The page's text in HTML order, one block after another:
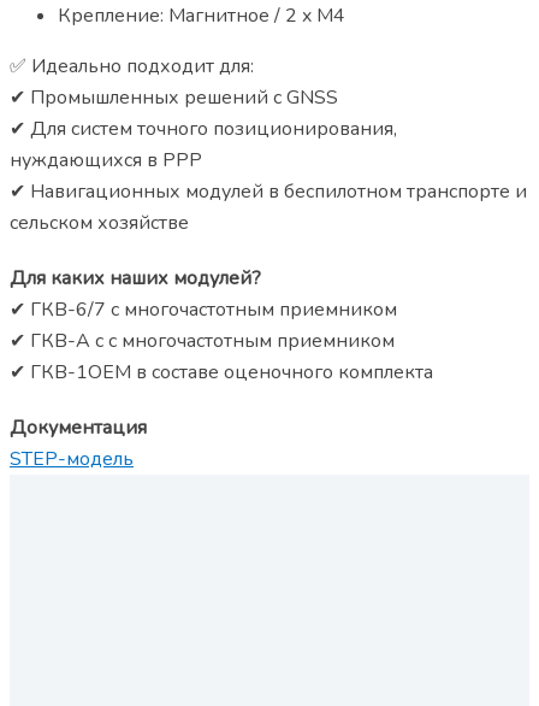
Крепление: Магнитное / 2 x M4
✅ Идеально подходит для:
✔ Промышленных решений с GNSS
✔ Для систем точного позиционирования,
нуждающихся в PPP
✔ Навигационных модулей в беспилотном транспорте и
сельском хозяйстве
Для каких наших модулей?
✔ ГКВ-6/7 с многочастотным приемником
✔ ГКВ-А c с многочастотным приемником
✔ ГКВ-1ОЕМ в составе оценочного комплекта
Документация
STEP-модель